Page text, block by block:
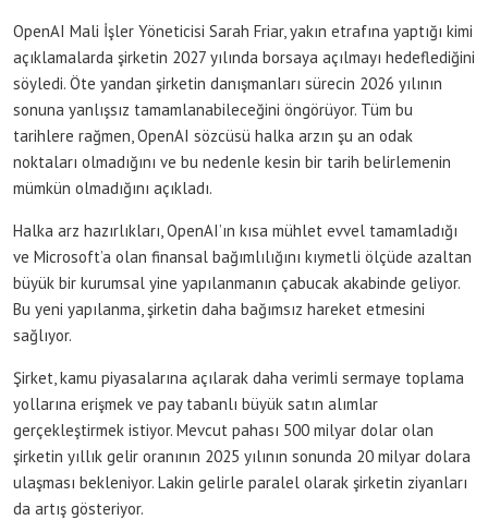
OpenAI Mali İşler Yöneticisi Sarah Friar, yakın etrafına yaptığı kimi
açıklamalarda şirketin 2027 yılında borsaya açılmayı hedeflediğini
söyledi. Öte yandan şirketin danışmanları sürecin 2026 yılının
sonuna yanlışsız tamamlanabileceğini öngörüyor. Tüm bu
tarihlere rağmen, OpenAI sözcüsü halka arzın şu an odak
noktaları olmadığını ve bu nedenle kesin bir tarih belirlemenin
mümkün olmadığını açıkladı.
Halka arz hazırlıkları, OpenAI’ın kısa mühlet evvel tamamladığı
ve Microsoft’a olan finansal bağımlılığını kıymetli ölçüde azaltan
büyük bir kurumsal yine yapılanmanın çabucak akabinde geliyor.
Bu yeni yapılanma, şirketin daha bağımsız hareket etmesini
sağlıyor.
Şirket, kamu piyasalarına açılarak daha verimli sermaye toplama
yollarına erişmek ve pay tabanlı büyük satın alımlar
gerçekleştirmek istiyor. Mevcut pahası 500 milyar dolar olan
şirketin yıllık gelir oranının 2025 yılının sonunda 20 milyar dolara
ulaşması bekleniyor. Lakin gelirle paralel olarak şirketin ziyanları
da artış gösteriyor.